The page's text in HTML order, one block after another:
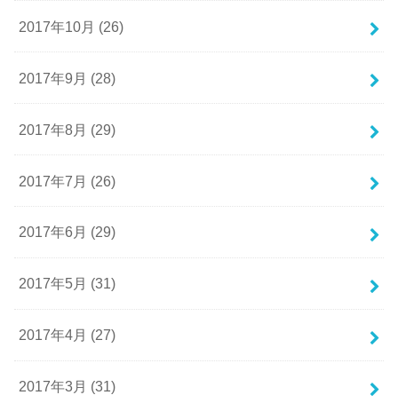
2017年10月 (26)
2017年9月 (28)
2017年8月 (29)
2017年7月 (26)
2017年6月 (29)
2017年5月 (31)
2017年4月 (27)
2017年3月 (31)